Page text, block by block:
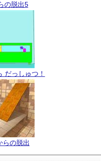
の脱出5
だっしゅつ！
らの脱出